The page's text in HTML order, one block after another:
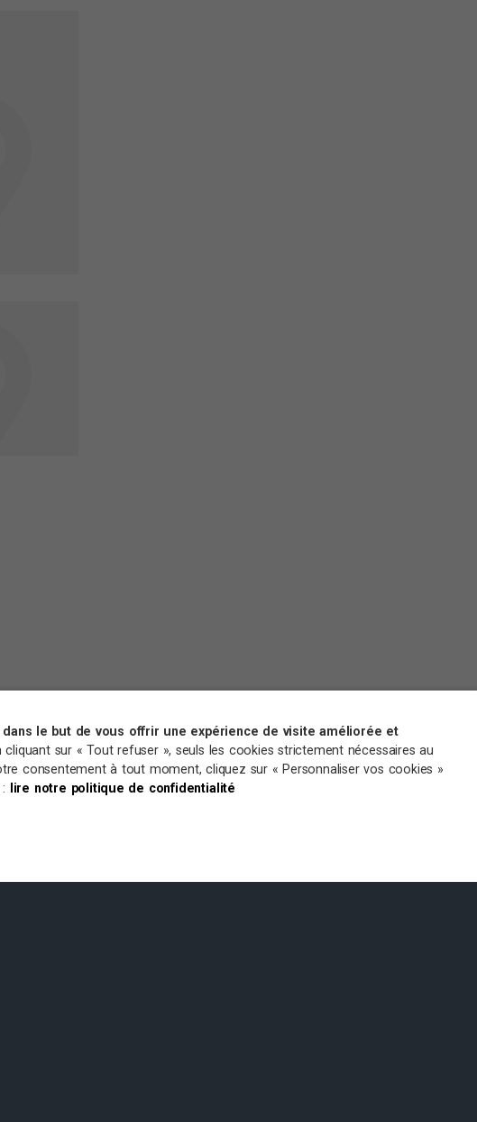
le but de vous offrir une expérience de visite améliorée et
sur « Tout refuser », seuls les cookies strictement nécessaires au
consentement à tout moment, cliquez sur « Personnaliser vos cookies »
lire notre politique de confidentialité